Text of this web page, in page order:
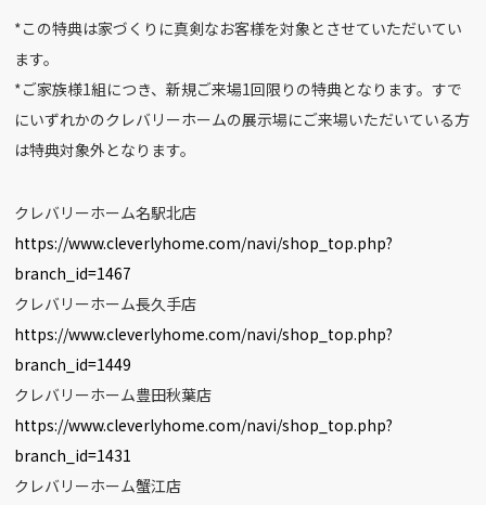
*この特典は家づくりに真剣なお客様を対象とさせていただいてい
ます。
*ご家族様1組につき、新規ご来場1回限りの特典となります。すで
にいずれかのクレバリーホームの展示場にご来場いただいている方
は特典対象外となります。
クレバリーホーム名駅北店
https://www.cleverlyhome.com/navi/shop_top.php?
branch_id=1467
クレバリーホーム長久手店
https://www.cleverlyhome.com/navi/shop_top.php?
branch_id=1449
クレバリーホーム豊田秋葉店
https://www.cleverlyhome.com/navi/shop_top.php?
branch_id=1431
クレバリーホーム蟹江店